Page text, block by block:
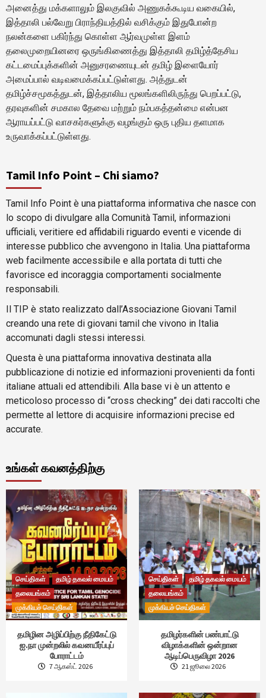
அனைத்து மக்களாலும் இலகுவில் அணுகக்கூடிய வகையில்,
இத்தாலி பல்வேறு பிராந்தியத்தில் வசிக்கும் இதுபோன்ற
நலன்களை பகிர்ந்து கொள்ள ஆர்வமுள்ள இளம்
தலைமுறையினரை ஒருங்கிணைத்து இத்தாலி தமிழ்த்தேசிய
கட்டமைப்புக்களின் அனுசரணையுடன் தமிழ் இளையோர்
அமைப்பால் வடிவமைக்கப்பட்டுள்ளது. அத்துடன்
தமிழ்ச்சமூகத்துடன், இத்தாலிய மூலங்களிலிருந்து பெறப்பட்டு,
தரவுகளின் சமகால தேவை மற்றும் நம்பகத்தன்மை என்பன
ஆராயப்பட்டு வாசகர்களுக்கு வழங்கும் ஒரு புதிய தளமாக
உருவாக்கப்பட்டுள்ளது.
Tamil Info Point – Chi siamo?
Tamil Info Point è una piattaforma informativa che nasce con
lo scopo di divulgare alla Comunità Tamil, informazioni
ufficiali, veritiere ed affidabili riguardo eventi e vicende di
interesse pubblico che avvengono in Italia. Una piattaforma
web facilmente accessibile e alla portata di tutti che
favorisce ed incoraggia comportamenti socialmente
responsabili.
Il TIP è stato realizzato dall’Associazione Giovani Tamil
creando una rete di giovani tamil che vivono in Italia
accomunati dagli stessi interessi.
Questa è una piattaforma innovativa destinata alla
pubblicazione di notizie ed informazioni provenienti da fonti
italiane attuali ed attendibili. Alla base vi è un attento e
meticoloso processo di “cross checking” dei dati raccolti che
permette al lettore di acquisire informazioni precise ed
accurate.
உங்கள் கவனத்திற்கு
செய்திகள்
தமிழ் தகவல் மையம்
தலையங்கம்
முக்கியச் செய்திகள்
தமிழின அழிப்பிற்கு நீதிகேட்டு
ஐ.நா முன்றலில் கவனயீர்ப்புப்
போராட்டம்
7 ஆகஸ்ட் 2026
செய்திகள்
தமிழ் தகவல் மையம்
தலையங்கம்
முக்கியச் செய்திகள்
தமிழர்களின் பண்பாட்டு
விழாக்களின் ஒன்றான
ஆடிப்பெருவிழா 2026
21 ஜூலை 2026